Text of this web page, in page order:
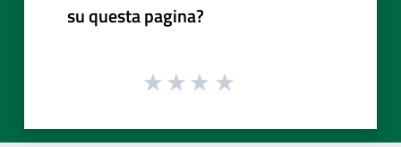
su questa pagina?